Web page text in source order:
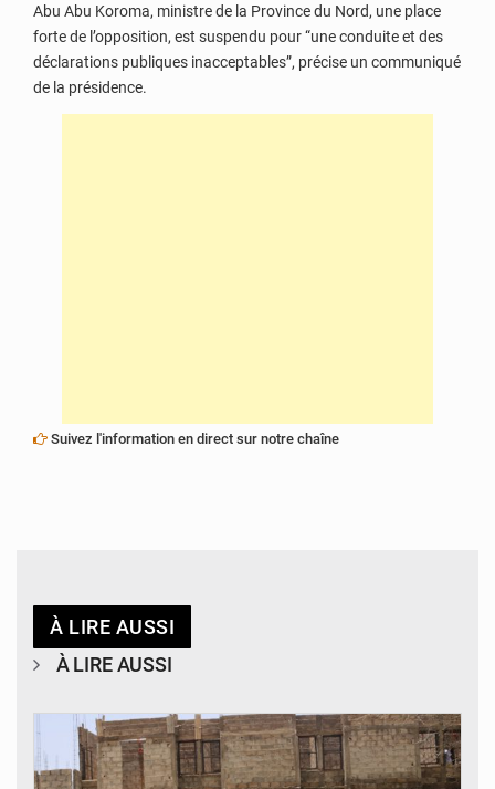
Abu Abu Koroma, ministre de la Province du Nord, une place
forte de l’opposition, est suspendu pour “une conduite et des
déclarations publiques inacceptables”, précise un communiqué
de la présidence.
Suivez l'information en direct sur notre chaîne
À LIRE AUSSI
À LIRE AUSSI